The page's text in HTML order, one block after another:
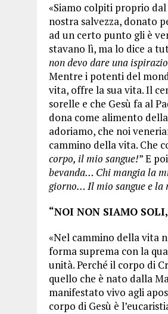
«Siamo colpiti proprio
nostra salvezza, donato
ad un certo punto gli è
stavano lì, ma lo dice a
non devo dare una
Mentre i potenti del
vita, offre la sua vita. Il
sorelle e che Gesù fa al
dona come alimento
adoriamo, che noi
cammino della vita. Che
corpo, il mio sangue!” E
bevanda… Chi mangia la
giorno… Il mio sangue e la
“NOI NON SIAMO
«Nel cammino della vita
forma suprema con la
unità. Perché il corpo di
quello che è nato dalla
manifestato vivo agli
corpo di Gesù è